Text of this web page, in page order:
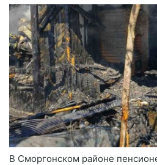
В Сморгонском районе